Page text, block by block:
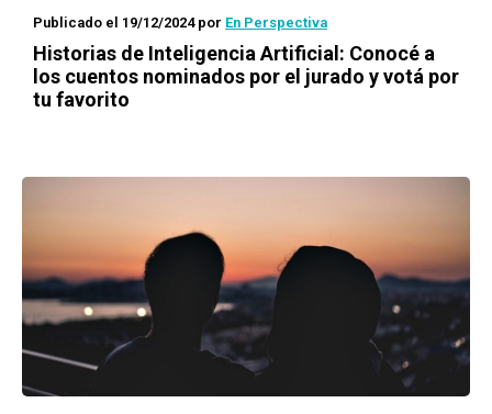
Publicado el 19/12/2024por En Perspectiva
Historias de Inteligencia Artificial: Conocé a
los cuentos nominados por el jurado y votá por
tu favorito